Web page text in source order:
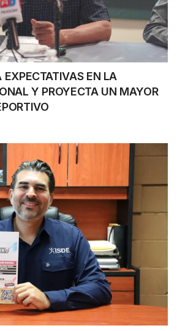
EXPECTATIVAS EN LA
Y PROYECTA UN MAYOR